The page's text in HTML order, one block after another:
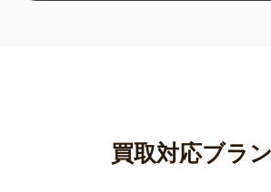
買取対応ブラ